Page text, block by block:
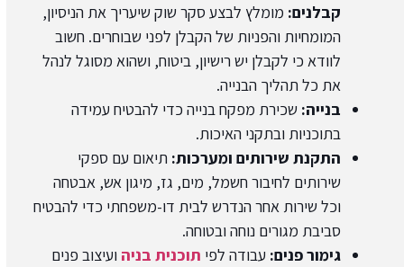
קבלנים: מומלץ לבצע סקר שוק שיעריך את הניסיון,
המומחיות והפניות של הקבלן לפני שבוחרים. חשוב
לוודא כי לקבלן יש רישיון, ביטוח, ושהוא מסוגל לנהל
את כל תהליך הבנייה.
בנייה: שכירת מפקח בנייה כדי להבטיח עמידה
בתוכניות ובתקני האיכות.
התקנת שירותים ומערכות: תיאום עם ספקי
שירותים לחיבור חשמל, מים, גז, מיגון אש, אבטחה
וכל שירות אחר הנדרש לבית דו-משפחתי כדי להבטיח
סביבת מגורים נוחה ובטוחה.
גימור פנים: עבודה לפי תוכנית בניה ועיצוב פנים